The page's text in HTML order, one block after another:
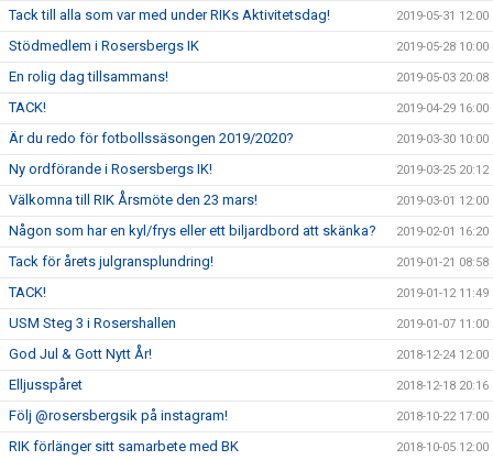
Tack till alla som var med under RIKs Aktivitetsdag! 2019-05-31 12:00
Stödmedlem i Rosersbergs IK 2019-05-28 10:00
En rolig dag tillsammans! 2019-05-03 20:08
TACK! 2019-04-29 16:00
Är du redo för fotbollssäsongen 2019/2020? 2019-03-30 10:00
Ny ordförande i Rosersbergs IK! 2019-03-25 20:12
Välkomna till RIK Årsmöte den 23 mars! 2019-03-01 12:00
Någon som har en kyl/frys eller ett biljardbord att skänka? 2019-02-01 16:20
Tack för årets julgransplundring! 2019-01-21 08:58
TACK! 2019-01-12 11:49
USM Steg 3 i Rosershallen 2019-01-07 11:00
God Jul & Gott Nytt År! 2018-12-24 12:00
Elljusspåret 2018-12-18 20:16
Följ @rosersbergsik på instagram! 2018-10-22 17:00
RIK förlänger sitt samarbete med BK 2018-10-05 12:00